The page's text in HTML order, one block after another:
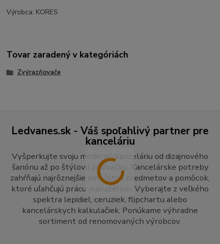
Výrobca: KORES
Tovar zaradený v kategóriách
Zvýrazňovače
Ledvanes.sk - Váš spoľahlivý partner pre
kanceláriu
Vyšperkujte svoju modernú kanceláriu od dizajnového
šanónu až po štýlovú zošívačku. Kancelárske potreby
zahŕňajú najrôznejšie množstvá predmetov a pomôcok,
ktoré uľahčujú prácu manažérom. Vyberajte z veľkého
spektra lepidiel, ceruziek, flipchartu alebo
kancelárskych kalkulačiek. Ponúkame výhradne
sortiment od renomovaných výrobcov.